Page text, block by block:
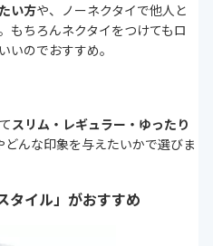
い方や、ノーネクタイで他人と
もちろんネクタイをつけてもロ
いのでおすすめ。
スリム・レギュラー・ゆったり
んな印象を与えたいかで選びま
タイル」がおすすめ